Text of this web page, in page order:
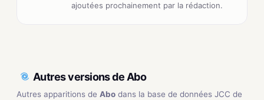
ajoutées prochainement par la rédaction.
Autres versions de Abo
Autres apparitions de Abo dans la base de données JCC de